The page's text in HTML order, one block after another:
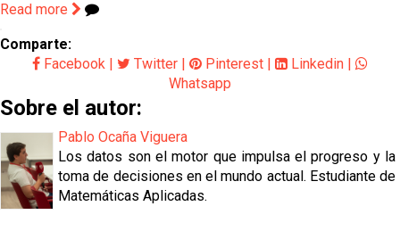
Read more
Comparte:
Facebook
Twitter Pinterest Linkedin
Whatsapp
Sobre el autor:
Pablo Ocaña Viguera
Los datos son el motor que impulsa el progreso y la
toma de decisiones en el mundo actual. Estudiante de
Matemáticas Aplicadas.